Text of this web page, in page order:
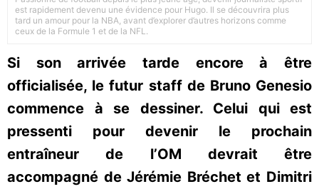
est rapidement devenu une évidence pour Hugo. Il se découvrira plus
tard un amour pour la NBA, avant d’explorer d’autres horizons comme
ceux de la Formule 1 et de la NFL.
Si son arrivée tarde encore à être
officialisée, le futur staff de Bruno Genesio
commence à se dessiner. Celui qui est
pressenti pour devenir le prochain
entraîneur de l’OM devrait être
accompagné de Jérémie Bréchet et Dimitri